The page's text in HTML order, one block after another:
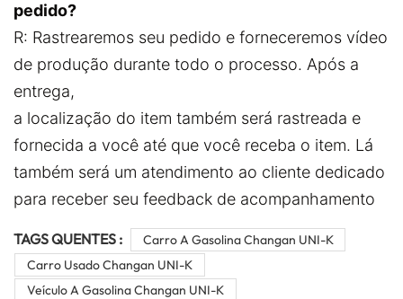
pedido?
R: Rastrearemos seu pedido e forneceremos vídeo
de produção durante todo o processo. Após a
entrega,
a localização do item também será rastreada e
fornecida a você até que você receba o item. Lá
também será um atendimento ao cliente dedicado
para receber seu feedback de acompanhamento
TAGS QUENTES :
Carro A Gasolina Changan UNI-K
Carro Usado Changan UNI-K
Veículo A Gasolina Changan UNI-K